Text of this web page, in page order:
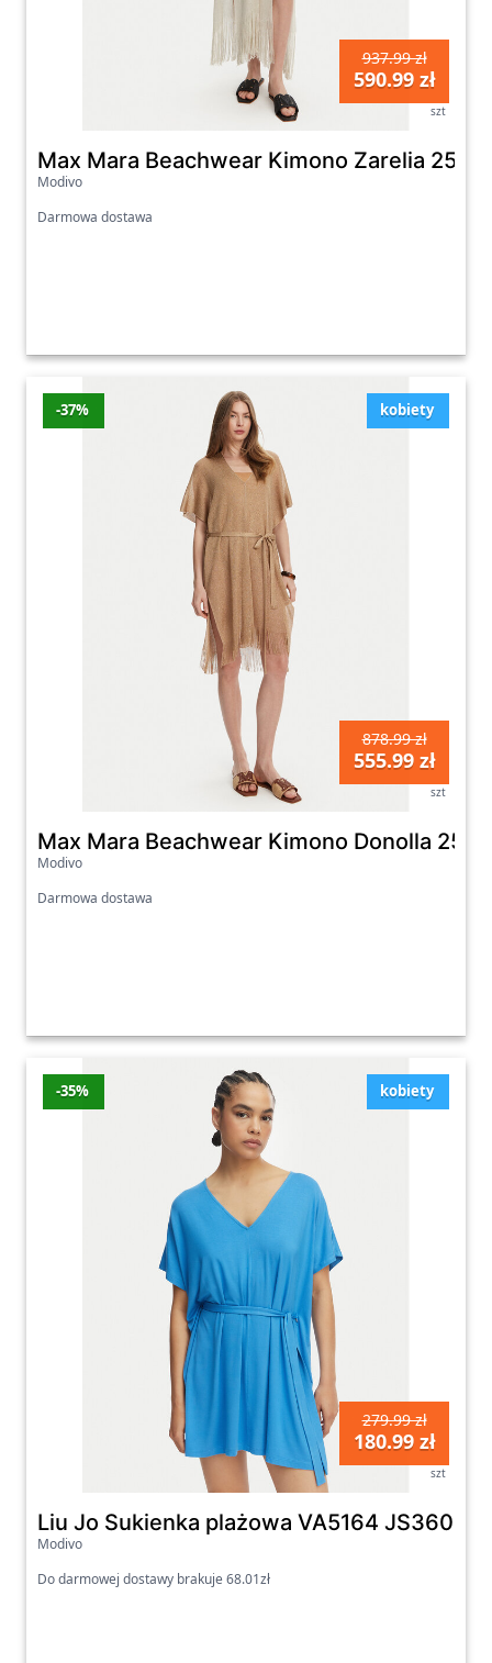
937.99 zł
590.99 zł
szt
Max Mara Beachwear Kimono Zarelia
Modivo
Darmowa dostawa
kobiety
-37%
878.99 zł
555.99 zł
szt
Max Mara Beachwear Kimono Donolla
Modivo
Darmowa dostawa
kobiety
-35%
279.99 zł
180.99 zł
szt
Liu Jo Sukienka plażowa VA5164 JS360
Modivo
Do darmowej dostawy brakuje 68.01zł